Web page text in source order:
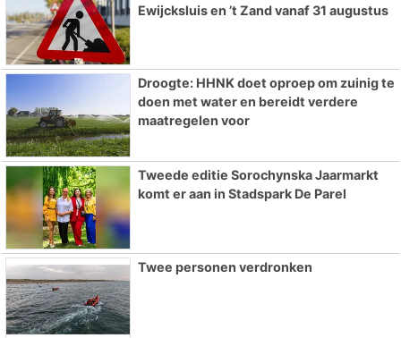
Ewijcksluis en ’t Zand vanaf 31 augustus
Droogte: HHNK doet oproep om zuinig te
doen met water en bereidt verdere
maatregelen voor
Tweede editie Sorochynska Jaarmarkt
komt er aan in Stadspark De Parel
Twee personen verdronken